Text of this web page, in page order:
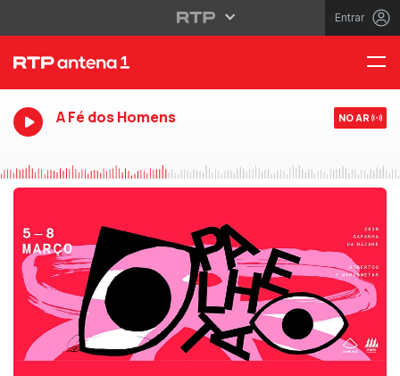
Entrar
A Fé dos Homens NO AR